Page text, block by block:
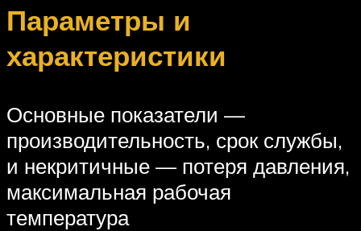
Параметры и
характеристики
Основные показатели —
производительность, срок службы,
и некритичные — потеря давления,
максимальная рабочая
температура